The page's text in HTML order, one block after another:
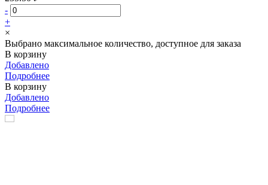
-
+
×
Выбрано максимальное количество, доступное для заказа
В корзину
Добавлено
Подробнее
В корзину
Добавлено
Подробнее